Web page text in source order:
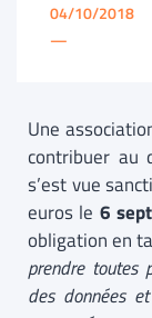
04/10/2018
—
Une
contribuer au
s’est vue
euros le 6
obligation en
prendre toutes
des données